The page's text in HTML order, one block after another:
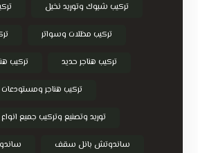
تركيب شبوك وتوريد نخيل
تركيب مظلات وسواتر
تركيب هناجر حديد تركيب
تركيب هناجر ومستودعات
توريد وتصنيع وتركيب جميع انواع
ساندوتش بانل سقف